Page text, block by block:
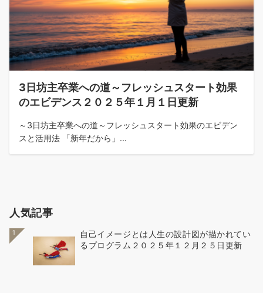
3日坊主卒業への道～フレッシュスタート効果
のエビデンス２０２５年１月１日更新
～3日坊主卒業への道～フレッシュスタート効果のエビデン
スと活用法 「新年だから」...
人気記事
1
自己イメージとは人生の設計図が描かれてい
るプログラム２０２５年１２月２５日更新